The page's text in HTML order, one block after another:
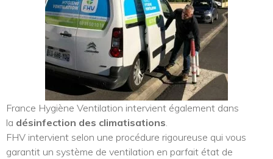
France Hygiène Ventilation intervient également dans
la désinfection des climatisations
FHV intervient selon une procédure rigoureuse qui vous
garantit un système de ventilation en parfait état de